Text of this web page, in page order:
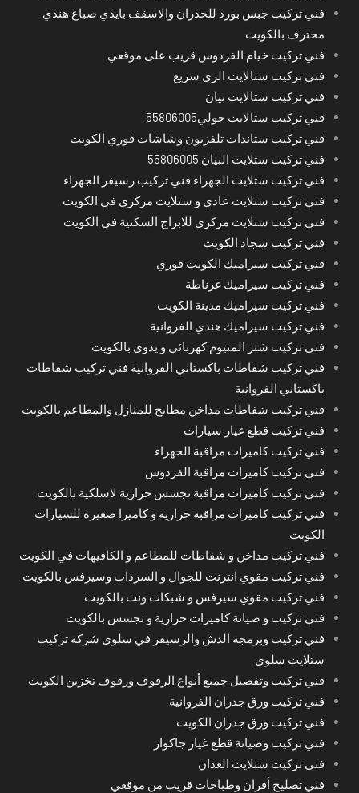
فني تركيب جبس بورد للجدران والاسقف بايدي صباغ هندي
محترف بالكويت
فني تركيب خيام الفردوس قريب على موقعي
فني تركيب ستالايت الري سريع
فني تركيب ستالايت بيان
فني تركيب ستالايت حولي55806005
فني تركيب ستاندات تلفزيون وشاشات فوري الكويت
فني تركيب ستلايت البيان 55806005
فني تركيب ستلايت الجهراء فني تركيب رسيفر الجهراء
فني تركيب ستلايت عادي و ستلايت مركزي في الكويت
فني تركيب ستلايت مركزي للابراج السكنية في الكويت
فني تركيب سجاد الكويت
فني تركيب سيراميك الكويت فوري
فني تركيب سيراميك غرناطة
فني تركيب سيراميك مدينة الكويت
فني تركيب سيراميك هندي الفروانية
فني تركيب شتر المنيوم كهربائي و يدوي بالكويت
فني تركيب شفاطات باكستاني الفروانية فني تركيب شفاطات
باكستاني الفروانية
فني تركيب شفاطات مداخن مطابخ للمنازل والمطاعم بالكويت
فني تركيب قطع غيار سيارات
فني تركيب كاميرات مراقبة الجهراء
فني تركيب كاميرات مراقبة الفردوس
فني تركيب كاميرات مراقبة تجسس حرارية لاسلكية بالكويت
فني تركيب كاميرات مراقبة حرارية و كاميرا صغيرة للسيارات
الكويت
فني تركيب مداخن و شفاطات للمطاعم و الكافيهات في الكويت
فني تركيب مقوي انترنت للجوال و السرداب وسيرفس بالكويت
فني تركيب مقوي سيرفس و شبكات ونت بالكويت
فني تركيب و صيانة كاميرات حرارية و تجسس بالكويت
فني تركيب وبرمجة الدش والرسيفر في سلوى شركة تركيب
ستلايت سلوى
فني تركيب وتفصيل جميع أنواع الرفوف ورفوف تخزين الكويت
فني تركيب ورق جدران الفروانية
فني تركيب ورق جدران الكويت
فني تركيب وصيانة قطع غيار جاكوار
فني تركيت ستلايت العدان
فني تصليح أفران وطباخات قريب من موقعي